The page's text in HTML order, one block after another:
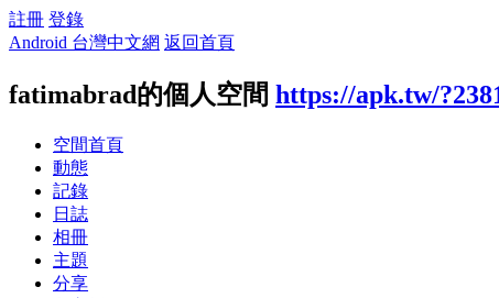
註冊 登錄
Android 台灣中文網 返回首頁
fatimabrad的個人空間 https://apk.tw/
空間首頁
動態
記錄
日誌
相冊
主題
分享